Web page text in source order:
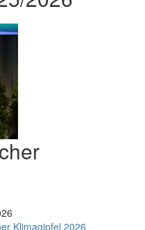
Klimagipfel 2026